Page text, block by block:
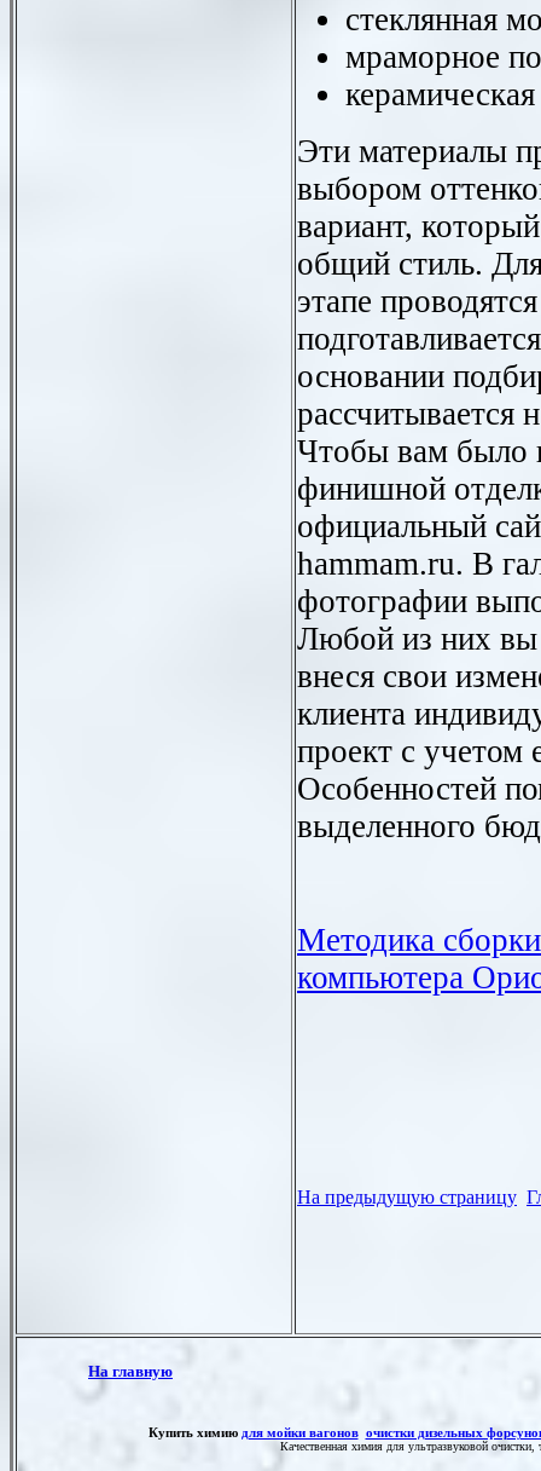
стеклянная
мраморное
Эти материалы
выбором
вариант,
общий стиль.
этапе
основании
рассчитывается
Чтобы вам было
финишной
официальный
hammam.ru. В
фотографии
Любой из них вы
внеся свои
клиента
проект с учетом
Особенностей
выделенного
Методика
компьютера
На предыдущую страницу